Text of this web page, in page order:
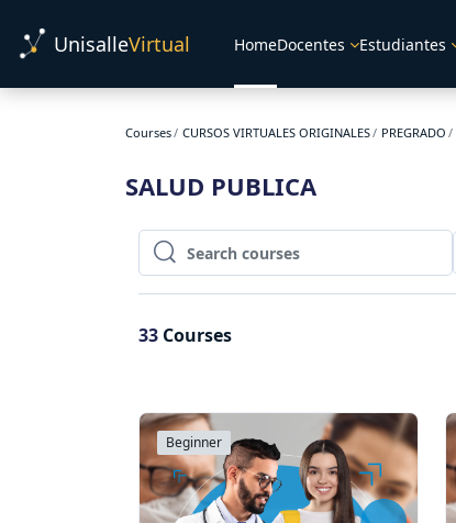
UnisalleVirtual HomeDocentes Estudiantes
Courses CURSOS VIRTUALES ORIGINALES PREGRADO
SALUD PUBLICA
Search courses
Search courses
33 Courses
Beginner